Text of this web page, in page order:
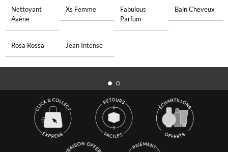
Nettoyant
Avène
Xs Femme
Fabulous
Parfum
Bain Cheveux
Rosa Rossa Jean Intense